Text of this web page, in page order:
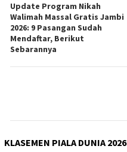
Update Program Nikah
Walimah Massal Gratis Jambi
2026: 9 Pasangan Sudah
Mendaftar, Berikut
Sebarannya
KLASEMEN PIALA DUNIA 2026